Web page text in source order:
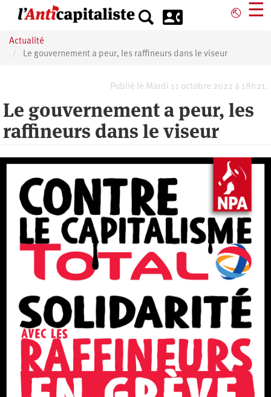
principal
⎋ ☰
Actualité
Le gouvernement a peur, les raffineurs dans le viseur
Publié le Mardi 11 octobre 2022 à 18h21.
Le gouvernement a peur, les
raffineurs dans le viseur